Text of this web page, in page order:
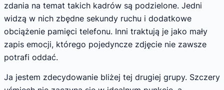
zdania na temat takich kadrów są podzielone. Jedni
widzą w nich zbędne sekundy ruchu i dodatkowe
obciążenie pamięci telefonu. Inni traktują je jako mały
zapis emocji, którego pojedyncze zdjęcie nie zawsze
potrafi oddać.
Ja jestem zdecydowanie bliżej tej drugiej grupy. Szczery